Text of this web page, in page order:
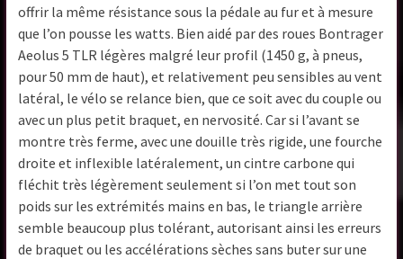
offrir la même résistance sous la pédale au fur et à mesure
que l’on pousse les watts. Bien aidé par des roues Bontrager
Aeolus 5 TLR légères malgré leur profil (1450 g, à pneus,
pour 50 mm de haut), et relativement peu sensibles au vent
latéral, le vélo se relance bien, que ce soit avec du couple ou
avec un plus petit braquet, en nervosité. Car si l’avant se
montre très ferme, avec une douille très rigide, une fourche
droite et inflexible latéralement, un cintre carbone qui
fléchit très légèrement seulement si l’on met tout son
poids sur les extrémités mains en bas, le triangle arrière
semble beaucoup plus tolérant, autorisant ainsi les erreurs
de braquet ou les accélérations sèches sans buter sur une